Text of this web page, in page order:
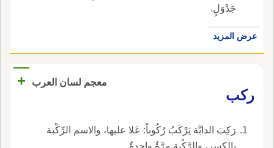
جَدْوَلٍ.
عرض المزيد
معجم لسان العرب
+
ركب
رَكِبَ الدابَّة يَرْكَبُ رُكُوباً: عَلا عليها، والاسم الرِّكْبة
بالكسر، والرَّكْبة مرَّةٌ واحدةٌ.